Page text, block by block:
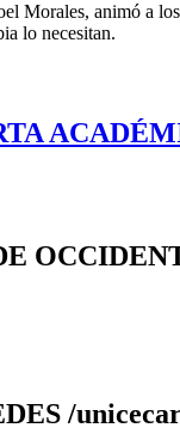
Morales, animó a
lo necesitan.
/